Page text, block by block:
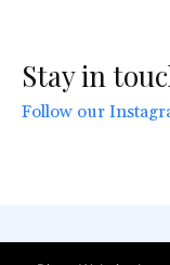
Stay in
Follow our